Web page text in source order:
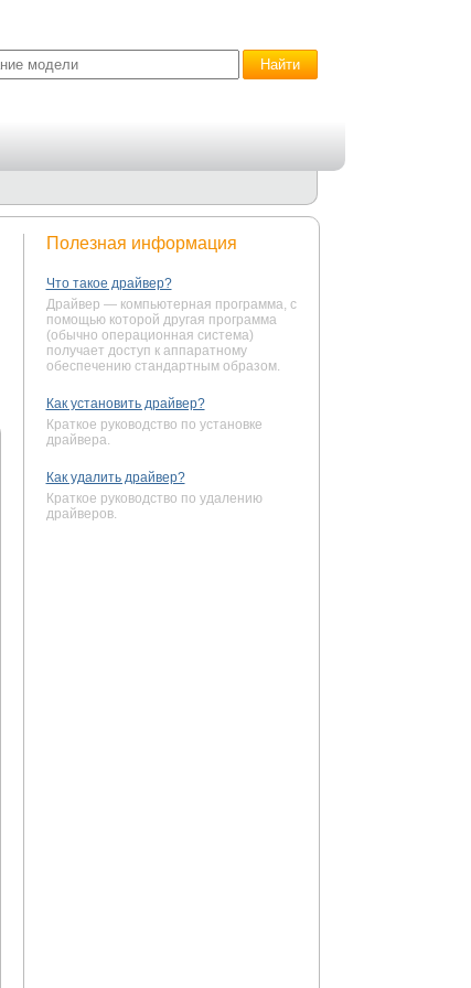
Полезная информация
Что такое драйвер?
Драйвер — компьютерная программа, с
помощью которой другая программа
(обычно операционная система)
получает доступ к аппаратному
обеспечению стандартным образом.
Как установить драйвер?
Краткое руководство по установке
драйвера.
Как удалить драйвер?
Краткое руководство по удалению
драйверов.